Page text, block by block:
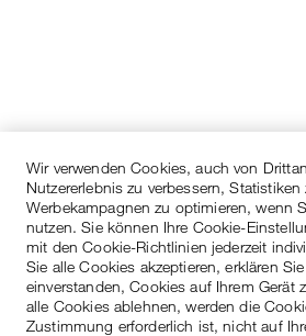
Wir verwenden Cookies, auch von
Nutzererlebnis zu verbessern,
Werbekampagnen zu optimieren, wenn
nutzen. Sie können Ihre Cookie-
mit den Cookie-Richtlinien jederzeit
Sie alle Cookies akzeptieren, erklären
einverstanden, Cookies auf Ihrem Gerät
alle Cookies ablehnen, werden die
Zustimmung erforderlich ist, nicht auf